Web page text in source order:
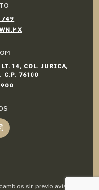
14, COL. JURICA,
C.P. 76100
sin previo aviso.